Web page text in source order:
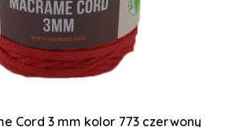
Cord 3 mm kolor 773 czerwony